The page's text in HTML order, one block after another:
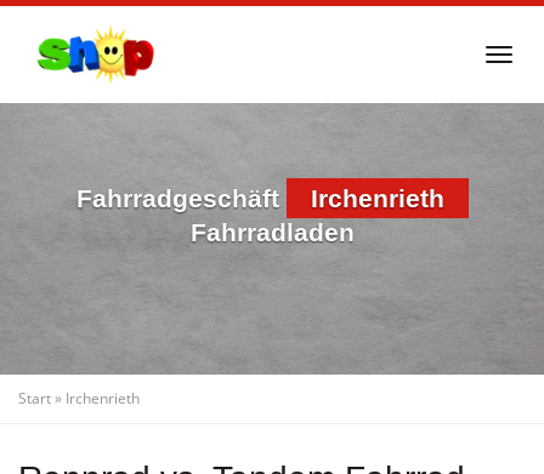
Fahrradgeschäft
Irchenrieth
Fahrradladen
Start» Irchenrieth